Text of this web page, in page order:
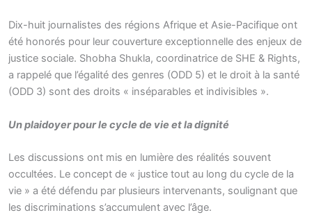
Dix-huit journalistes des régions Afrique et Asie-Pacifique ont
été honorés pour leur couverture exceptionnelle des enjeux de
justice sociale. Shobha Shukla, coordinatrice de SHE & Rights,
a rappelé que l’égalité des genres (ODD 5) et le droit à la santé
(ODD 3) sont des droits « inséparables et indivisibles ».
Un plaidoyer pour le cycle de vie et la dignité
Les discussions ont mis en lumière des réalités souvent
occultées. Le concept de « justice tout au long du cycle de la
vie » a été défendu par plusieurs intervenants, soulignant que
les discriminations s’accumulent avec l’âge.